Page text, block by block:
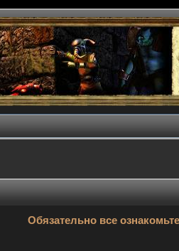
Обязательно все